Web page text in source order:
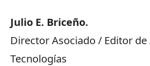
Julio E. Briceño.
Director Asociado / Editor de
Tecnologías